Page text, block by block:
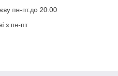
пн-пт.до 20.00
з пн-пт